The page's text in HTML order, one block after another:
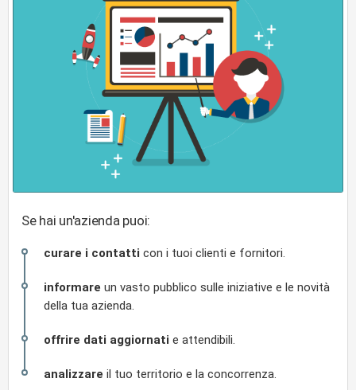
Se hai un'azienda puoi:
curare i contatti con i tuoi clienti e fornitori.
informare un vasto pubblico sulle iniziative e le novità
della tua azienda.
offrire dati aggiornati e attendibili.
analizzare il tuo territorio e la concorrenza.